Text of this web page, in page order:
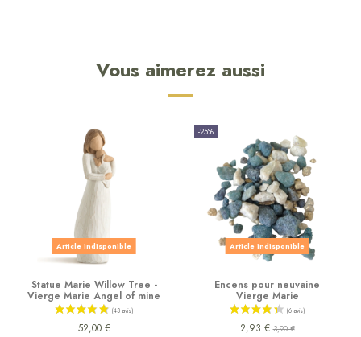
Vous aimerez aussi
Article indisponible
Statue Marie Willow Tree -
Vierge Marie Angel of mine
52,00 €
-25%
Article indisponible
Encens pour neuvaine
Vierge Marie
2,93 €3,90 €